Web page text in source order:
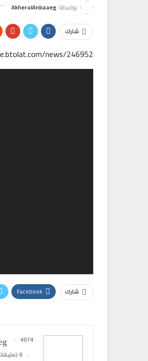
بواسطة AkheralAnbaaeg
شارك
news/246952
شارك Facebook
4074 المشاركات
0 تعليقات